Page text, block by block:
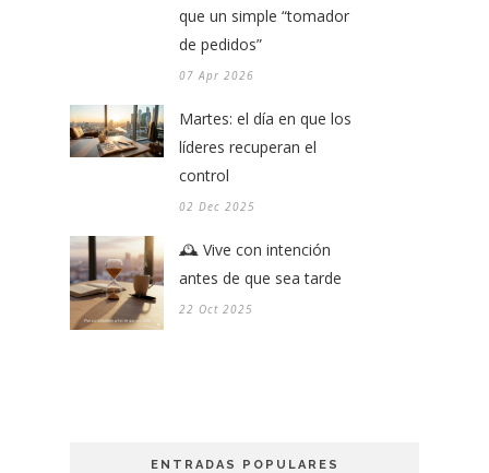
que un simple “tomador
de pedidos”
07 Apr 2026
Martes: el día en que los
líderes recuperan el
control
02 Dec 2025
🕰️ Vive con intención
antes de que sea tarde
22 Oct 2025
ENTRADAS POPULARES